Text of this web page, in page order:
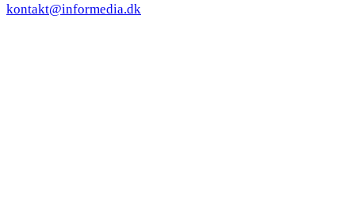
kontakt@informedia.dk